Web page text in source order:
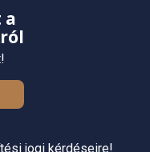
a
jogi kérdéseire!